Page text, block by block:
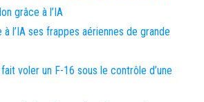
grâce à l’IA
à l’IA ses frappes aériennes de grande
voler un F-16 sous le contrôle d’une